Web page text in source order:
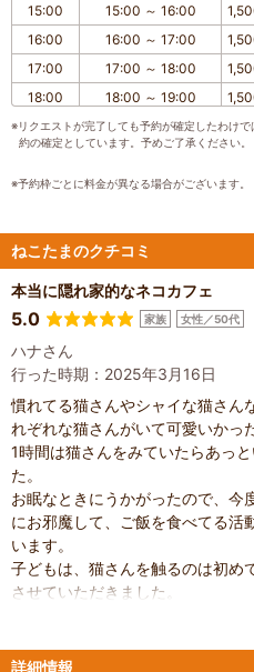
15:00
15:00 ～ 16:00
16:00
16:00 ～ 17:00
17:00
17:00 ～ 18:00
18:00
18:00 ～ 19:00
※リクエストが完了しても予約が確定したわけ
約の確定としています。予めご了承ください。
※予約枠ごとに料金が異なる場合がございます。
ねこたまのクチコミ
本当に隠れ家的なネコカフェ
5.0 家族 女性／50代
ハナさん
行った時期：2025年3月16日
慣れてる猫さんやシャイな猫さん
れぞれな猫さんがいて可愛いかっ
1時間は猫さんをみていたらあっ
た。
お眠なときにうかがったので、今
にお邪魔して、ご飯を食べてる活
います。
子どもは、猫さんを触るのは初め
させていただきました。
詳細情報